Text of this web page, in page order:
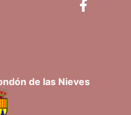
de las Nieves